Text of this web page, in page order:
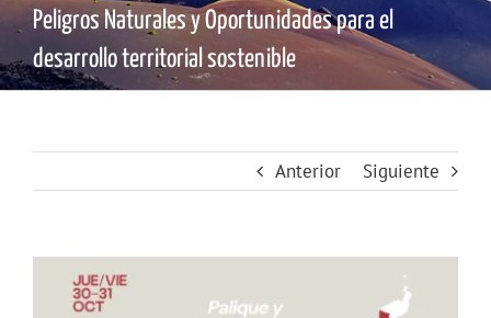
Peligros Naturales y Oportunidades para el
desarrollo territorial sostenible
Anterior Siguiente
imagen